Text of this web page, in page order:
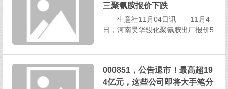
报记者发稿，达实智能股价跌幅9.6
4%，报3...
三聚氰胺报价下跌
生意社11月04日讯 11月4
日，河南昊华骏化聚氰胺出厂报价5
评析 三聚氰胺，多空评分：-1
文章报道河南昊华骏化三聚氰
000851，公告退市！最高超19
4亿元，这些公司即将大手笔分